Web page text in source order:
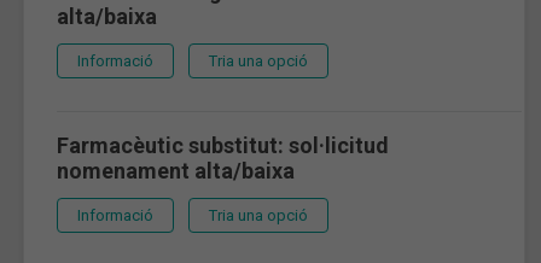
alta/baixa
Informació Tria una opció
Farmacèutic substitut: sol·licitud
nomenament alta/baixa
Informació Tria una opció